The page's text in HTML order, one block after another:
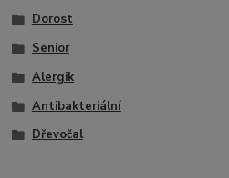
Dorost
Senior
Alergik
Antibakteriální
Dřevočal